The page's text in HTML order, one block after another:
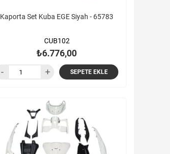
Kaporta Set Kuba EGE Siyah - 65783
CUB102
₺6.776,00
SEPETE EKLE